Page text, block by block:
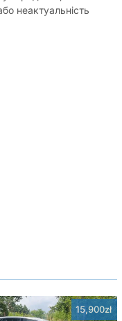
неактуальність
15,900zł